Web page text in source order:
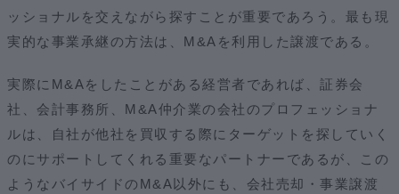
ッショナルを交えながら探すことが重要であろう。最も現
実的な事業承継の方法は、M&Aを利用した譲渡である。
実際にM&Aをしたことがある経営者であれば、証券会
社、会計事務所、M&A仲介業の会社のプロフェッショナ
ルは、自社が他社を買収する際にターゲットを探していく
のにサポートしてくれる重要なパートナーであるが、この
ようなバイサイドのM&A以外にも、会社売却・事業譲渡